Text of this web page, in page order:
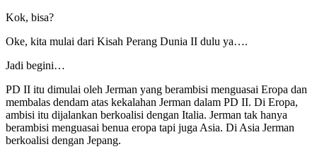
Kok, bisa?
Oke, kita mulai dari Kisah Perang Dunia II dulu ya….
Jadi begini…
PD II itu dimulai oleh Jerman yang berambisi menguasai Eropa dan
membalas dendam atas kekalahan Jerman dalam PD II. Di Eropa,
ambisi itu dijalankan berkoalisi dengan Italia. Jerman tak hanya
berambisi menguasai benua eropa tapi juga Asia. Di Asia Jerman
berkoalisi dengan Jepang.